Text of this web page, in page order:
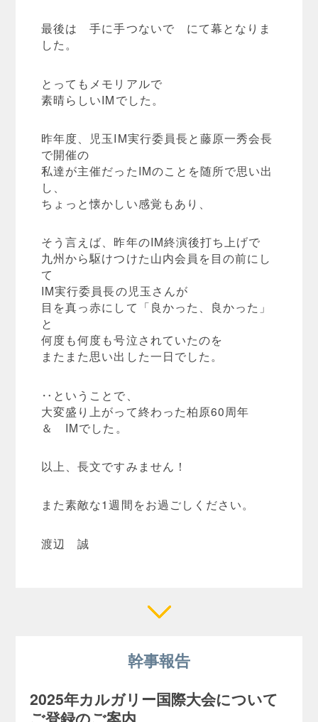
最後は 手に手つないで にて幕となりま
した。
とってもメモリアルで
素晴らしいIMでした。
昨年度、児玉IM実行委員長と藤原一秀会長
で開催の
私達が主催だったIMのことを随所で思い出
し、
ちょっと懐かしい感覚もあり、
そう言えば、昨年のIM終演後打ち上げで
九州から駆けつけた山内会員を目の前にし
て
IM実行委員長の児玉さんが
目を真っ赤にして「良かった、良かった」
と
何度も何度も号泣されていたのを
またまた思い出した一日でした。
‥ということで、
大変盛り上がって終わった柏原60周年
＆ IMでした。
以上、長文ですみません！
また素敵な1週間をお過ごしください。
渡辺 誠
幹事報告
2025年カルガリー国際大会について